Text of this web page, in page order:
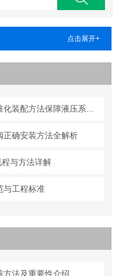
点击展开+
严格遵循德国哈威比列溢流阀标准化装配方法保障液压系统压力调控精准可靠
正确安装方法全解析
与方法详解
与工程标准
方法及重要性介绍